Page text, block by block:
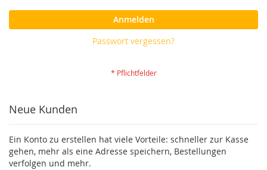
Anmelden
Passwort vergessen?
Neue Kunden
Ein Konto zu erstellen hat viele Vorteile: schneller zur Kasse
gehen, mehr als eine Adresse speichern, Bestellungen
verfolgen und mehr.